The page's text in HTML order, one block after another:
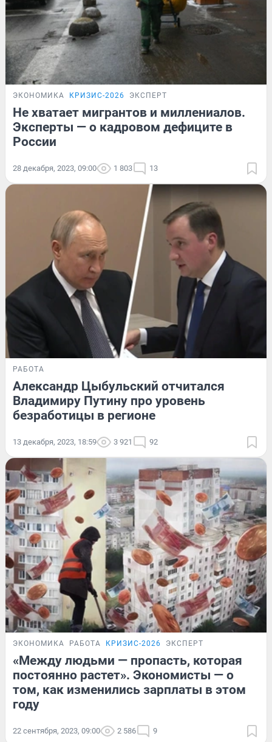
ЭКОНОМИКА КРИЗИС-2026 ЭКСПЕРТ
Не хватает мигрантов и миллениалов.
Эксперты — о кадровом дефиците в
России
28 декабря, 2023, 09:00 1 803 13
РАБОТА
Александр Цыбульский отчитался
Владимиру Путину про уровень
безработицы в регионе
13 декабря, 2023, 18:59 3 921 92
ЭКОНОМИКА РАБОТА КРИЗИС-2026 ЭКСПЕРТ
«Между людьми — пропасть, которая
постоянно растет». Экономисты — о
том, как изменились зарплаты в этом
году
22 сентября, 2023, 09:00 2 586 9